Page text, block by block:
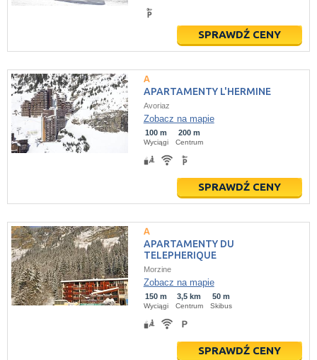
SPRAWDŹ CENY
APARTAMENTY L'HERMINE
Avoriaz
Zobacz na mapie
100 m
Wyciągi
200 m
Centrum
SPRAWDŹ CENY
APARTAMENTY DU
TELEPHERIQUE
Morzine
Zobacz na mapie
150 m
Wyciągi
3,5 km
Centrum
50 m
Skibus
SPRAWDŹ CENY